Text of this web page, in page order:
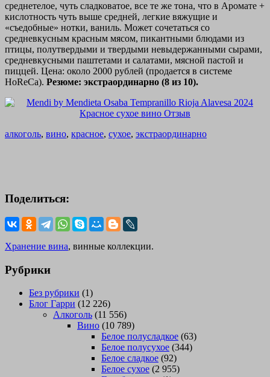
среднетелое, чуть сладковатое, все те же тона, что в Аромате +
кислотность чуть выше средней, легкие вяжущие и
«съедобные» нотки, ваниль. Может сочетаться со
средневкусным красным мясом, пикантными блюдами из
птицы, полутвердыми и твердыми невыдержанными сырами,
средневкусными паштетами и салатами, мясной пастой и
пиццей. Цена: около 2000 рублей (продается в системе
HoReCa). Резюме: экстраординарно (8 из 10).
алкоголь, вино, красное, сухое, экстраординарно
Поделиться:
Хранение вина, винные коллекции.
Рубрики
Без рубрики (1)
Блог Гарри (12 226)
Алкоголь (11 556)
Вино (10 789)
Белое полусладкое (63)
Белое полусухое (344)
Белое сладкое (92)
Белое сухое (2 955)